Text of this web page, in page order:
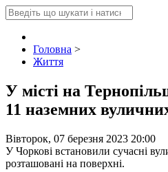
Головна >
Життя
У місті на
11 наземних
Вівторок, 07 березня 2023 20:00
У Чоркові встановили сучасні
розташовані на поверхні.